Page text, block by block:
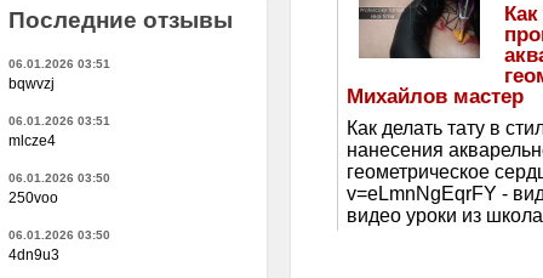
Михайлов мастер
Как делать тату в
нанесения
геометрическое
v=eLmnNgEqrFY -
видео уроки из
Последние отзывы
06.01.2026 03:51
bqwvzj
06.01.2026 03:51
mlcze4
06.01.2026 03:50
250voo
06.01.2026 03:50
4dn9u3